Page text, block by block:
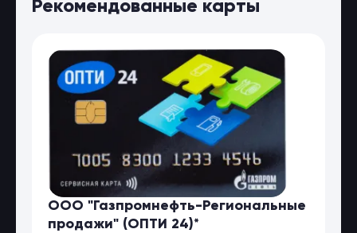
Рекомендованные карты
ООО "Газпромнефть-Региональные
продажи" (ОПТИ 24)*